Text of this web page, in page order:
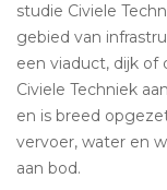
studie Civiele
gebied van
een viaduct, dijk of
Civiele Techniek
en is breed
vervoer, water en
aan bod.